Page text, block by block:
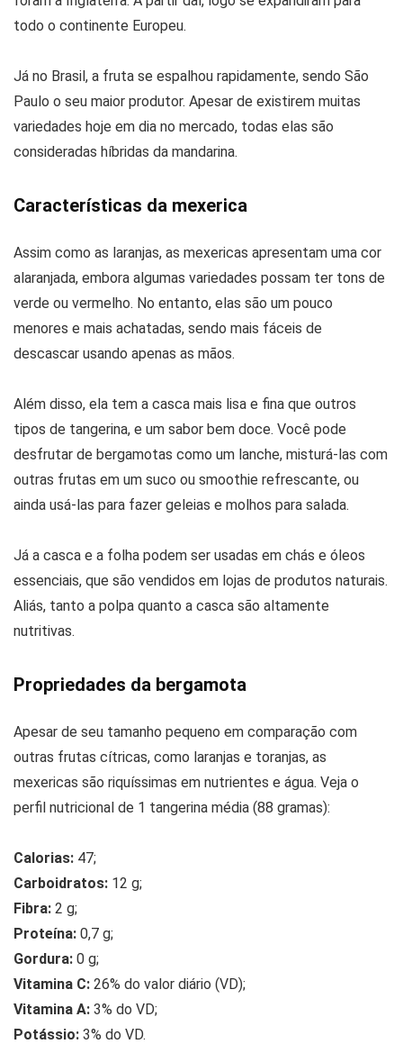
todo o continente Europeu.
Já no Brasil, a fruta se espalhou rapidamente, sendo São
Paulo o seu maior produtor. Apesar de existirem muitas
variedades hoje em dia no mercado, todas elas são
consideradas híbridas da mandarina.
Características da mexerica
Assim como as laranjas, as mexericas apresentam uma cor
alaranjada, embora algumas variedades possam ter tons de
verde ou vermelho. No entanto, elas são um pouco
menores e mais achatadas, sendo mais fáceis de
descascar usando apenas as mãos.
Além disso, ela tem a casca mais lisa e fina que outros
tipos de tangerina, e um sabor bem doce. Você pode
desfrutar de bergamotas como um lanche, misturá-las com
outras frutas em um suco ou smoothie refrescante, ou
ainda usá-las para fazer geleias e molhos para salada.
Já a casca e a folha podem ser usadas em chás e óleos
essenciais, que são vendidos em lojas de produtos naturais.
Aliás, tanto a polpa quanto a casca são altamente
nutritivas.
Propriedades da bergamota
Apesar de seu tamanho pequeno em comparação com
outras frutas cítricas, como laranjas e toranjas, as
mexericas são riquíssimas em nutrientes e água. Veja o
perfil nutricional de 1 tangerina média (88 gramas):
Calorias: 47;
Carboidratos: 12 g;
Fibra: 2 g;
Proteína: 0,7 g;
Gordura: 0 g;
Vitamina C: 26% do valor diário (VD);
Vitamina A: 3% do VD;
Potássio: 3% do VD.